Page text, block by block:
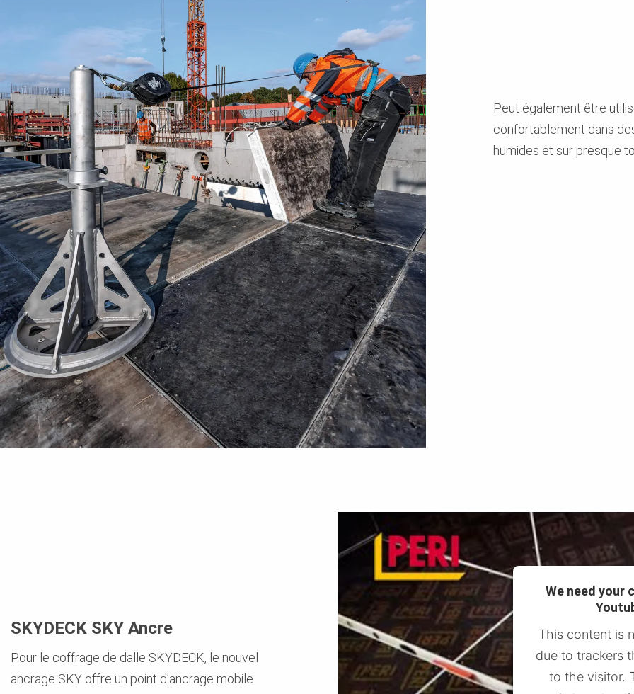
Peut également être
confortablement dans
humides et sur presque
We need your
This content is
due to trackers
to the visitor.
SKYDECK SKY Ancre
Pour le coffrage de dalle SKYDECK, le nouvel
ancrage SKY offre un point d’ancrage mobile